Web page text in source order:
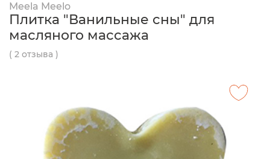
Meela Meelo
Плитка "Ванильные сны" для
масляного массажа
( 2 отзыва )